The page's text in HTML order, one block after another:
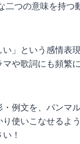
つの意味を持
」という感情表
や歌詞にも頻繁
例文を、パンマ
使いこなせるよ
！